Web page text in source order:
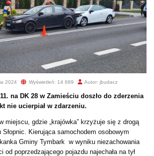
2024 Wyświetleń: 14 689 Autor: jbudacz
na DK 28 w Zamieściu doszło do zderzenia
nie ucierpiał w zdarzeniu.
miejscu, gdzie „krajówka” krzyżuje się z drogą
Słopnic. Kierująca samochodem osobowym
Gminy Tymbark w wyniku niezachowania
od poprzedzającego pojazdu najechała na tył